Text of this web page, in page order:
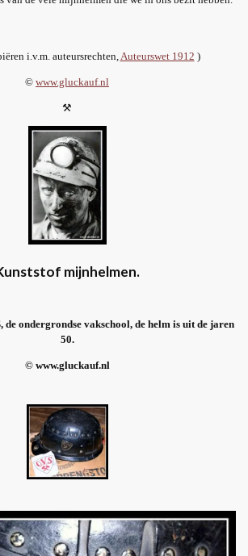
i.v.m. auteursrechten,Auteurswet 1912 )
© www.gluckauf.nl
⚒
mijnhelmen.
de ondergrondse vakschool, de helm is uit de jaren
50.
© www.gluckauf.nl